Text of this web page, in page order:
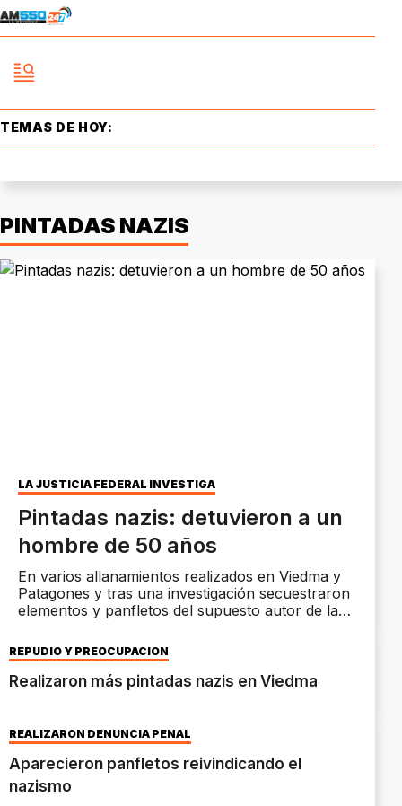
TEMAS DE HOY:
PINTADAS NAZIS
LA JUSTICIA FEDERAL INVESTIGA
Pintadas nazis: detuvieron a un
hombre de 50 años
En varios allanamientos realizados en Viedma y
Patagones y tras una investigación secuestraron
elementos y panfletos del supuesto autor de las
REPUDIO Y PREOCUPACIÓN
Realizaron más pintadas nazis en Viedma
REALIZARON DENUNCIA PENAL
Aparecieron panfletos reivindicando el
nazismo